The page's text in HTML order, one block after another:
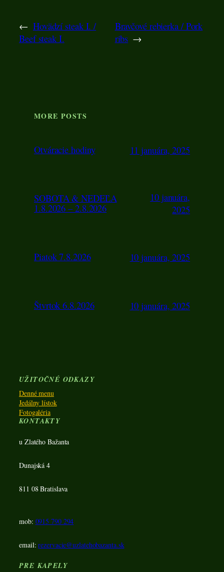
← Hovädzí steak I. /
Beef steak I.
Bravčové rebierka / Pork
ribs →
MORE POSTS
Otváracie hodiny 11 januára, 2025
SOBOTA & NEDEĽA
1.8.2026 – 2.8.2026
10 januára,
2025
Piatok 7.8.2026 10 januára, 2025
Štvrtok 6.8.2026 10 januára, 2025
UŽITOČNÉ ODKAZY
Denné menu
Jedálny lístok
Fotogaléria
KONTAKTY
u Zlatého Bažanta
Dunajská 4
811 08 Bratislava
mob: 0915 790 294
email:rezervacie@uzlatehobazanta.sk
PRE KAPELY